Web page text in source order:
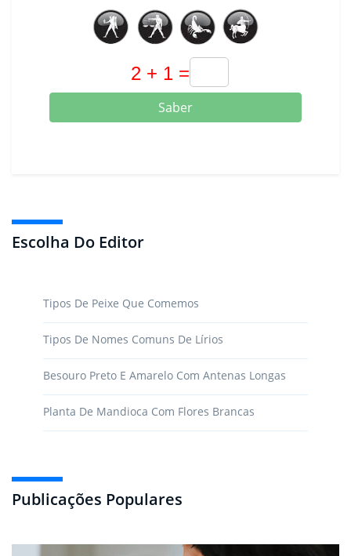
Saber
Escolha Do Editor
Tipos De Peixe Que Comemos
Tipos De Nomes Comuns De Lírios
Besouro Preto E Amarelo Com Antenas Longas
Planta De Mandioca Com Flores Brancas
Publicações Populares